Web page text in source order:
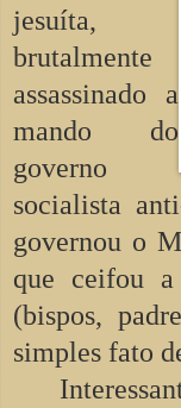
jesuíta,
brutalmente
assassinado a
mando do
governo
socialista
governou o
que ceifou
(bispos,
simples fato